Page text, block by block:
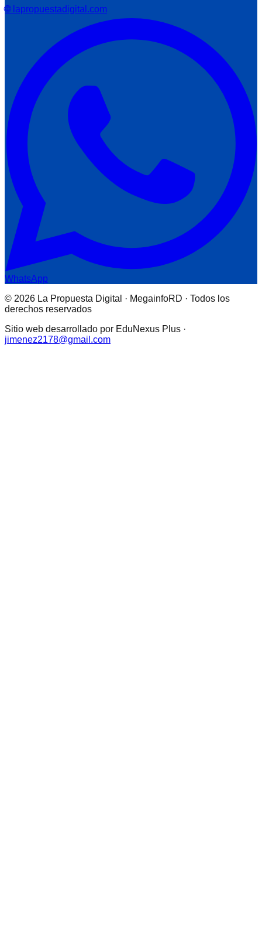
🌐 lapropuestadigital.com
WhatsApp
© 2026 La Propuesta Digital · MegainfoRD · Todos los
derechos reservados
Sitio web desarrollado por EduNexus Plus ·
jimenez2178@gmail.com